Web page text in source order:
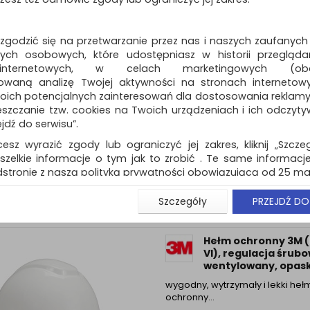
trudnych warunkach,
Dostępność: 3 dni
Hełm ochronny 3M
GU), regulacja
wentylowany,
ochronny…
Dostępność: TEL.
Hełm ochronny 3M
VI), regulacja
wentylowany,
wygodny, wytrzymały i lekki
ochronny…
się na przetwarzanie przez nas i naszych
osobowych, które udostępniasz w historii
w celach marketingowych
analizę Twojej aktywności na stronach
potencjalnych zainteresowań dla dostosowania
tzw. cookies na Twoich urządzeniach i ich
do serwisu”.
wyrazić zgody lub ograniczyć jej zakres, kliknij
informacje o tym jak to zrobić . Te same
z naszą polityką prywatności obowiązującą od 25
użytkowników zalogowanych, aby umożliwić
i związane z tym prawidłowe działanie naszej
np. wysłanie potwierdzenia zamówienia na
Państwu prawidłowych informacji o promocjach
ważna jest Państwa wcześniejsza zgoda której
zgoda jest dobrowolna i można ją w dowolnym
(rozwiń)
Szczegóły PRZEJDŹ